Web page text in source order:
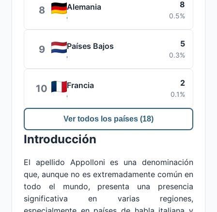
8 Alemania 8
0.5%
9 Países Bajos 5
0.3%
10 Francia 2
0.1%
Ver todos los países (18)
Introducción
El apellido Appolloni es una denominación
que, aunque no es extremadamente común en
todo el mundo, presenta una presencia
significativa en varias regiones,